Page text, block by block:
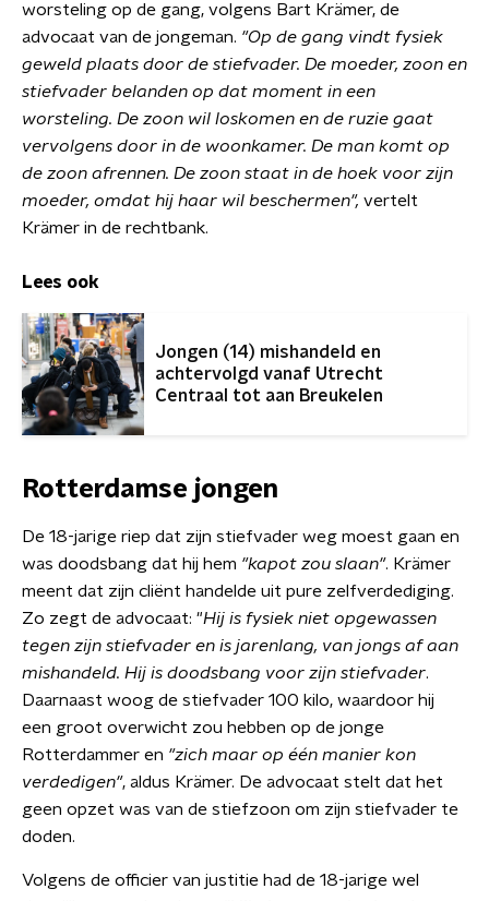
worsteling op de gang, volgens Bart Krämer, de
advocaat van de jongeman. "Op de gang vindt fysiek
geweld plaats door de stiefvader. De moeder, zoon en
stiefvader belanden op dat moment in een
worsteling. De zoon wil loskomen en de ruzie gaat
vervolgens door in de woonkamer. De man komt op
de zoon afrennen. De zoon staat in de hoek voor zijn
moeder, omdat hij haar wil beschermen", vertelt
Krämer in de rechtbank.
Lees ook
Jongen (14) mishandeld en
achtervolgd vanaf Utrecht
Centraal tot aan Breukelen
Rotterdamse jongen
De 18-jarige riep dat zijn stiefvader weg moest gaan en
was doodsbang dat hij hem "kapot zou slaan". Krämer
meent dat zijn cliënt handelde uit pure zelfverdediging.
Zo zegt de advocaat: "Hij is fysiek niet opgewassen
tegen zijn stiefvader en is jarenlang, van jongs af aan
mishandeld. Hij is doodsbang voor zijn stiefvader.
Daarnaast woog de stiefvader 100 kilo, waardoor hij
een groot overwicht zou hebben op de jonge
Rotterdammer en "zich maar op één manier kon
verdedigen", aldus Krämer. De advocaat stelt dat het
geen opzet was van de stiefzoon om zijn stiefvader te
doden.
Volgens de officier van justitie had de 18-jarige wel